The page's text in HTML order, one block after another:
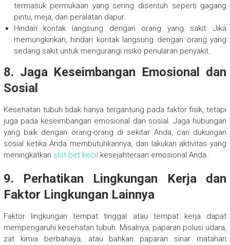
termasuk permukaan yang sering disentuh seperti gagang
pintu, meja, dan peralatan dapur.
Hindari kontak langsung dengan orang yang sakit: Jika
memungkinkan, hindari kontak langsung dengan orang yang
sedang sakit untuk mengurangi risiko penularan penyakit.
8. Jaga Keseimbangan Emosional dan
Sosial
Kesehatan tubuh tidak hanya tergantung pada faktor fisik, tetapi
juga pada keseimbangan emosional dan sosial. Jaga hubungan
yang baik dengan orang-orang di sekitar Anda, cari dukungan
sosial ketika Anda membutuhkannya, dan lakukan aktivitas yang
meningkatkan slot bet kecil kesejahteraan emosional Anda.
9. Perhatikan Lingkungan Kerja dan
Faktor Lingkungan Lainnya
Faktor lingkungan tempat tinggal atau tempat kerja dapat
mempengaruhi kesehatan tubuh. Misalnya, paparan polusi udara,
zat kimia berbahaya, atau bahkan paparan sinar matahari